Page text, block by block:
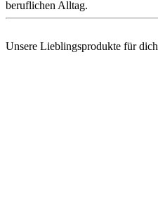
beruflichen Alltag.
Unsere Lieblingsprodukte für dich